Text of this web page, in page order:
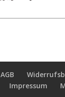
AGB
Impressum